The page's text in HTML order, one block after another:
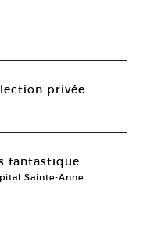
privée
fantastique
Sainte-Anne